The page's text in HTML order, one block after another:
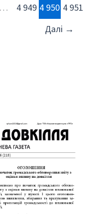
… 4 949 4 950 4 951
Далі →